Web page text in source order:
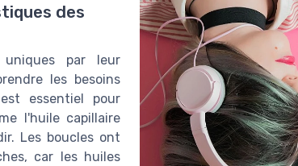
des
par leur
les besoins
essentiel pour
l'huile capillaire
Les boucles ont
car les huiles